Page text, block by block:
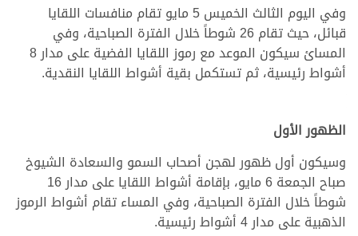
وفي اليوم الثالث الخميس 5 مايو تقام منافسات اللقايا
قبائل، حيث تقام 26 شوطاً خلال الفترة الصباحية، وفي
المسائ سيكون الموعد مع رموز اللقايا الفضية على مدار 8
أشواط رئيسية، ثم تستكمل بقية أشواط اللقايا النقدية.
الظهور الأول
وسيكون أول ظهور لهجن أصحاب السمو والسعادة الشيوخ
صباح الجمعة 6 مايو، بإقامة أشواط اللقايا على مدار 16
شوطاً خلال الفترة الصباحية، وفي المساء تقام أشواط الرموز
الذهبية على مدار 4 أشواط رئيسية.